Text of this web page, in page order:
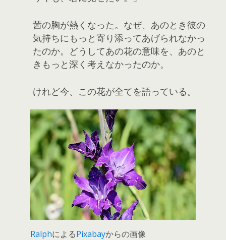
茜の胸が熱くなった。なぜ、あのとき彼の
気持ちにもっと寄り添ってあげられなかっ
たのか。どうしてあの花の意味を、あのと
きもっと深く考えなかったのか。
けれど今、この花が全てを語っている。
RalphによるPixabayからの画像